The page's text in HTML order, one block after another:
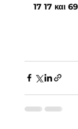
17 17 και